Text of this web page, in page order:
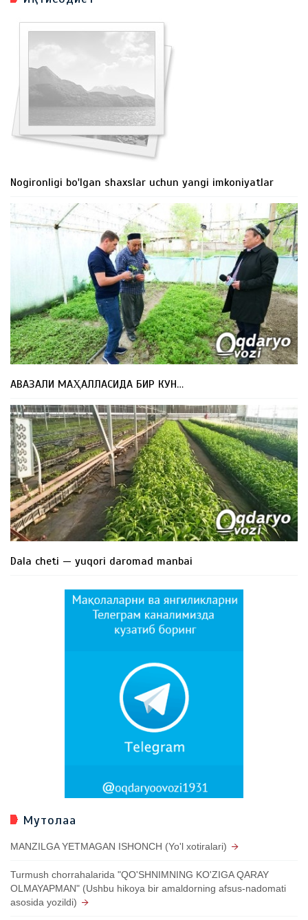
Nogironligi bo'lgan shaxslar uchun yangi imkoniyatlar
АВАЗАЛИ МАҲАЛЛАСИДА БИР КУН…
Dala cheti — yuqori daromad manbai
Мутолаа
MANZILGA YETMAGAN ISHONCH (Yo'l xotiralari)
Turmush chorrahalarida "QO'SHNIMNING KO'ZIGA QARAY
OLMAYAPMAN" (Ushbu hikoya bir amaldorning afsus-nadomati
asosida yozildi)